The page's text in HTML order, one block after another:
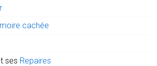
cachée
ses Repaires